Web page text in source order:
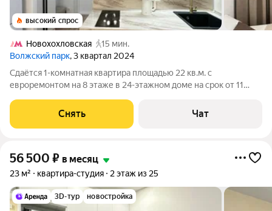
высокий спрос
Новохохловская
15 мин.
Волжский парк, 3 квартал 2024
Сдаётся 1-комнатная квартира площадью 22 кв.м. с
евроремонтом на 8 этаже в 24-этажном доме на срок от 11
Стиральная машина Холодильник Кондиционер
Микроволновка Дом - монолитный, окна выходят во
Снять Чат
56 500 ₽ в месяц
23 м² квартира-студия 2 этаж из 25
3D-тур новостройка